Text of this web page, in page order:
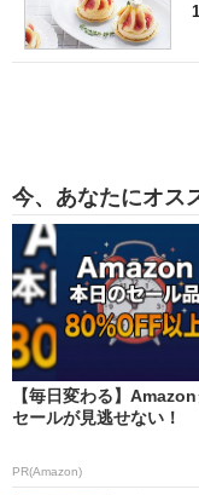
1
今、あなたにオス
【毎日変わる】
セールが見逃せない！
PR(Amazon)